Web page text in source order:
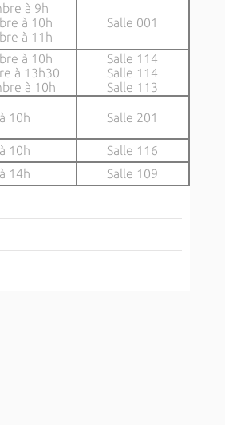
à 9h
à 10h
à 11h
Salle 001
à 10h
à 13h30
à 10h
Salle 114
Salle 114
Salle 113
10h Salle 201
10h Salle 116
14h Salle 109